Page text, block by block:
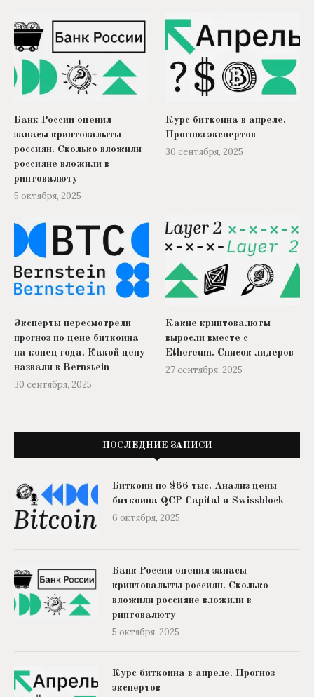
Банк России оценил
запасы криптовалыты
россиян. Сколько вложили
россияне вложили в
риптовалюту
5 октября, 2025
Курс биткоина в апреле.
Прогноз экспертов
30 сентября, 2025
Эксперты пересмотрели
прогноз по цене биткоина
на конец года. Какой цену
назвали в Bernstein
30 сентября, 2025
Какие криптовалюты
выросли вместе с
Ethereum. Список лидеров
27 сентября, 2025
ПОСЛЕДНИЕ ЗАПИСИ
Биткоин по $66 тыс. Анализ цены
биткоина QCP Capital и Swissblock
6 октября, 2025
Банк России оценил запасы
криптовалыты россиян. Сколько
вложили россияне вложили в
риптовалюту
5 октября, 2025
Курс биткоина в апреле. Прогноз
экспертов